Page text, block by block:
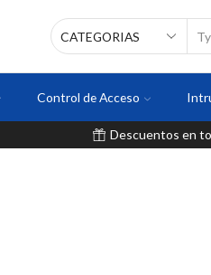
Control de Acceso
Descuentos en